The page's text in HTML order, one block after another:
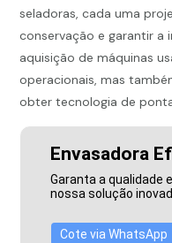
seladoras, cada uma
conservação e garantir a
aquisição de máquinas
operacionais, mas
obter tecnologia de
Envasadora
Garanta a qualidade
nossa solução
Cote via WhatsApp